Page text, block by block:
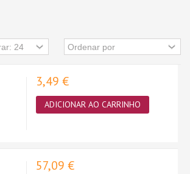
3,49 €
ADICIONAR AO CARRINHO
57,09 €